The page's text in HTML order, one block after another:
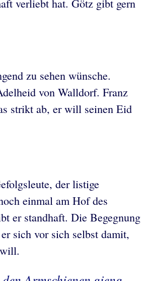
verliebt hat. Götz gibt gern
zu sehen wünsche.
von Walldorf. Franz
strikt ab, er will seinen Eid
der listige
einmal am Hof des
er standhaft. Die Begegnung
sich vor sich selbst damit,